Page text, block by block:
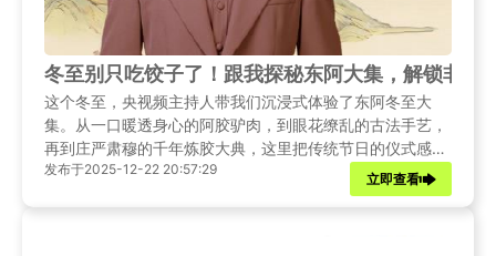
冬至别只吃饺子了！跟我探秘东阿大集，解锁非遗
这个冬至，央视频主持人带我们沉浸式体验了东阿冬至大
集。从一口暖透身心的阿胶驴肉，到眼花缭乱的古法手艺，
再到庄严肃穆的千年炼胶大典，这里把传统节日的仪式感直
接拉满。
发布于2025-12-22 20:57:29
立即查看